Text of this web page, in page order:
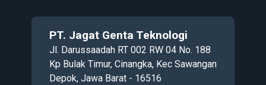
PT. Jagat Genta Teknologi
Jl. Darussaadah RT 002 RW 04 No. 188
Kp Bulak Timur, Cinangka, Kec Sawangan
Depok, Jawa Barat - 16516